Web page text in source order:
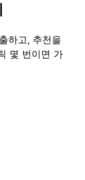
하고, 추천을
몇 번이면 가